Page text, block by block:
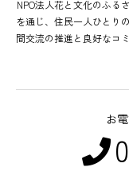
NPO法人花と文化のふる
を通じ、住民一人ひとり
間交流の推進と良好なコ
お